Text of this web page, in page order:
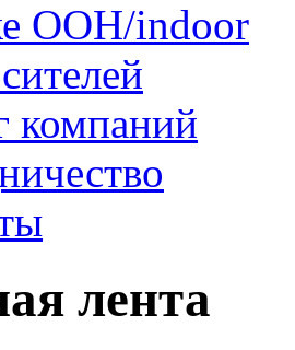
OOH/indoor
компаний
лента